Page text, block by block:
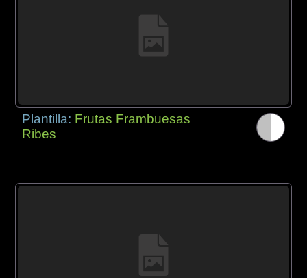
Plantilla: Frutas Frambuesas
Ribes